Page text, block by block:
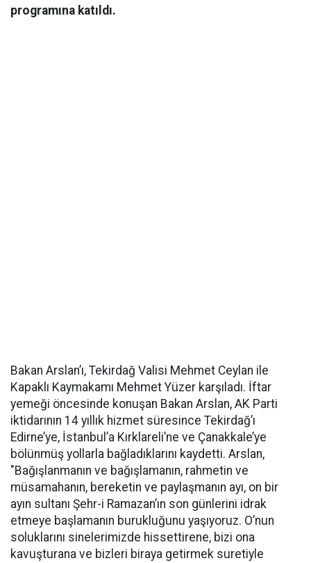
programına katıldı.
Bakan Arslan’ı, Tekirdağ Valisi Mehmet Ceylan ile
Kapaklı Kaymakamı Mehmet Yüzer karşıladı. İftar
yemeği öncesinde konuşan Bakan Arslan, AK Parti
iktidarının 14 yıllık hizmet süresince Tekirdağ’ı
Edirne’ye, İstanbul’a Kırklareli’ne ve Çanakkale’ye
bölünmüş yollarla bağladıklarını kaydetti. Arslan,
"Bağışlanmanın ve bağışlamanın, rahmetin ve
müsamahanın, bereketin ve paylaşmanın ayı, on bir
ayın sultanı Şehr-i Ramazan’ın son günlerini idrak
etmeye başlamanın burukluğunu yaşıyoruz. O’nun
soluklarını sinelerimizde hissettirene, bizi ona
kavuşturana ve bizleri biraya getirmek suretiyle